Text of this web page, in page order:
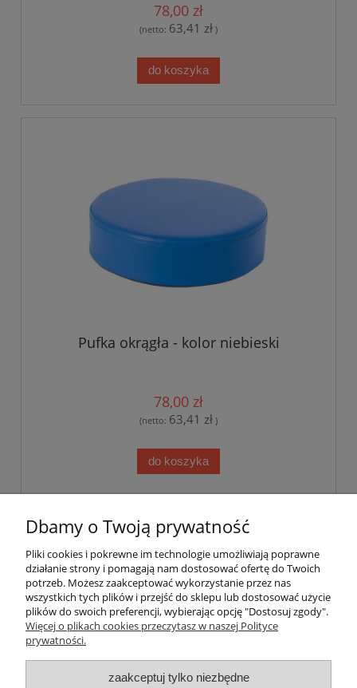
78,00 zł
(netto: 63,41 zł )
do koszyka
Pufka okrągła - kolor niebieski
78,00 zł
(netto: 63,41 zł )
do koszyka
« 1 2 3 4 5 6 ...
Pomoc
Dostawa
Gwarancja i zwroty
Dbamy o Twoją prywatność
Pliki cookies i pokrewne im technologie umożliwiają poprawne
działanie strony i pomagają nam dostosować ofertę do Twoich
potrzeb. Możesz zaakceptować wykorzystanie przez nas
wszystkich tych plików i przejść do sklepu lub dostosować użycie
plików do swoich preferencji, wybierając opcję "Dostosuj zgody".
Więcej o plikach cookies przeczytasz w naszej Polityce
prywatności.
zaakceptuj tylko niezbędne